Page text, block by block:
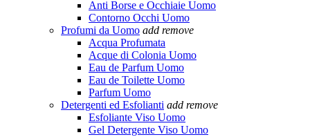
Anti Borse e Occhiaie Uomo
Contorno Occhi Uomo
Profumi da Uomo add remove
Acqua Profumata
Acque di Colonia Uomo
Eau de Parfum Uomo
Eau de Toilette Uomo
Parfum Uomo
Detergenti ed Esfolianti add remove
Esfoliante Viso Uomo
Gel Detergente Viso Uomo